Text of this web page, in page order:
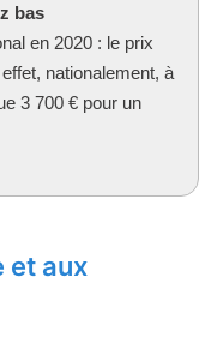
bas
en 2020 : le prix
nationalement, à
3 700 € pour un
et aux